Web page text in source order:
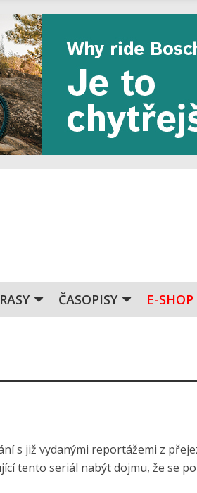
ČASOPISY E-SHOP
s již vydanými reportážemi z
tento seriál nabýt dojmu, že se